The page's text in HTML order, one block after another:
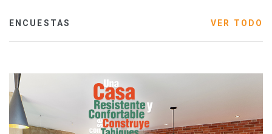
ENCUESTAS VER TODO